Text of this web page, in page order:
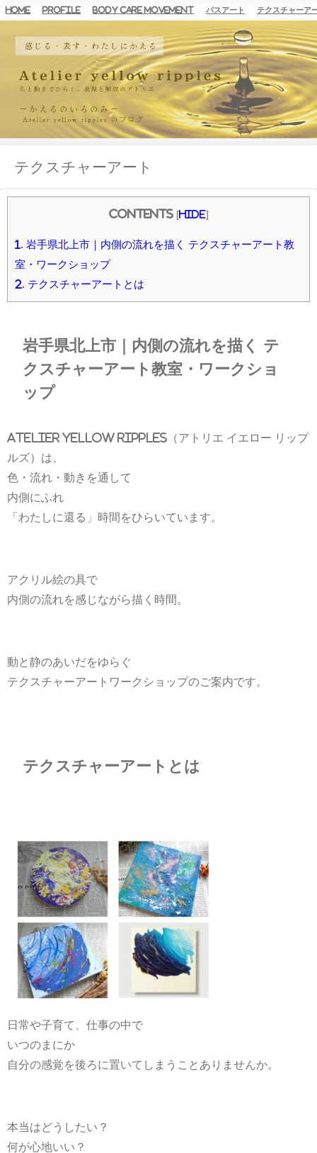
HOME Profile Body Care Movement パスアート テクスチャーア
テクスチャーアート
Contents [hide]
1. 岩手県北上市｜内側の流れを描く テクスチャーアート教
室・ワークショップ
2. テクスチャーアートとは
岩手県北上市｜内側の流れを描く テ
クスチャーアート教室・ワークショ
ップ
Atelier yellow ripples （アトリエ イエロー リップ
ルズ）は、
色・流れ・動きを通して
内側にふれ
「わたしに還る」時間をひらいています。
アクリル絵の具で
内側の流れを感じながら描く時間。
動と静のあいだをゆらぐ
テクスチャーアートワークショップのご案内です。
テクスチャーアートとは
日常や子育て、仕事の中で
いつのまにか
自分の感覚を後ろに置いてしまうことありませんか。
本当はどうしたい？
何が心地いい？